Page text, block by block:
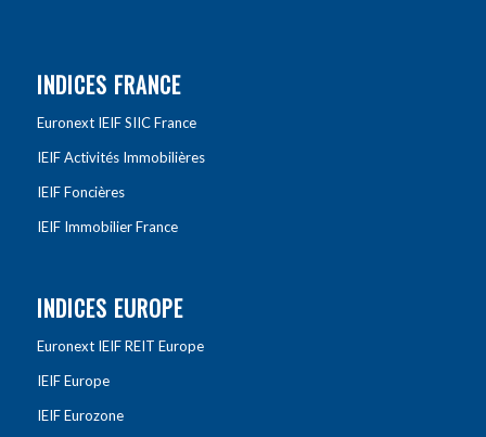
INDICES FRANCE
Euronext IEIF SIIC France
IEIF Activités Immobilières
IEIF Foncières
IEIF Immobilier France
INDICES EUROPE
Euronext IEIF REIT Europe
IEIF Europe
IEIF Eurozone